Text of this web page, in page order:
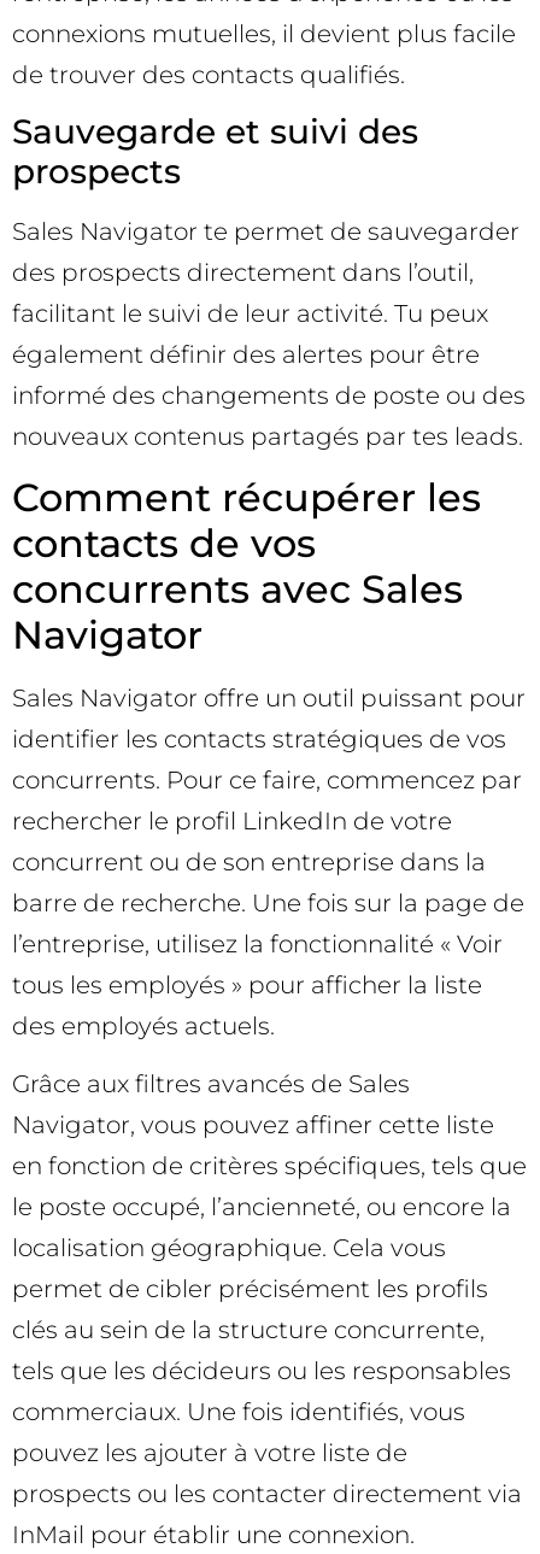
connexions mutuelles, il devient plus facile
de trouver des contacts qualifiés.
Sauvegarde et suivi des
prospects
Sales Navigator te permet de sauvegarder
des prospects directement dans l’outil,
facilitant le suivi de leur activité. Tu peux
également définir des alertes pour être
informé des changements de poste ou des
nouveaux contenus partagés par tes leads.
Comment récupérer les
contacts de vos
concurrents avec Sales
Navigator
Sales Navigator offre un outil puissant pour
identifier les contacts stratégiques de vos
concurrents. Pour ce faire, commencez par
rechercher le profil LinkedIn de votre
concurrent ou de son entreprise dans la
barre de recherche. Une fois sur la page de
l’entreprise, utilisez la fonctionnalité « Voir
tous les employés » pour afficher la liste
des employés actuels.
Grâce aux filtres avancés de Sales
Navigator, vous pouvez affiner cette liste
en fonction de critères spécifiques, tels que
le poste occupé, l’ancienneté, ou encore la
localisation géographique. Cela vous
permet de cibler précisément les profils
clés au sein de la structure concurrente,
tels que les décideurs ou les responsables
commerciaux. Une fois identifiés, vous
pouvez les ajouter à votre liste de
prospects ou les contacter directement via
InMail pour établir une connexion.